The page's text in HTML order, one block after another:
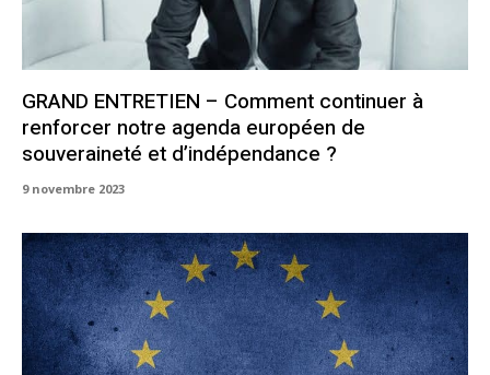
GRAND ENTRETIEN – Comment continuer à
renforcer notre agenda européen de
souveraineté et d’indépendance ?
9 novembre 2023